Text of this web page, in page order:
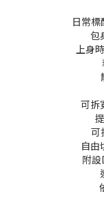
日常
包
上身
可拆
可
自由
附